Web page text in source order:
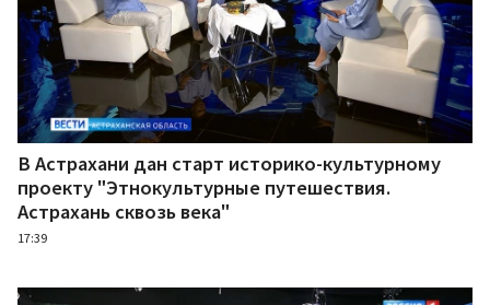
В Астрахани дан старт историко-культурному
проекту "Этнокультурные путешествия.
Астрахань сквозь века"
17:39